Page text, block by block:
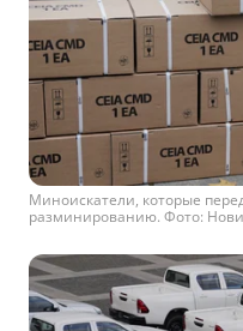
Миноискатели, которые
разминированию. Фото: